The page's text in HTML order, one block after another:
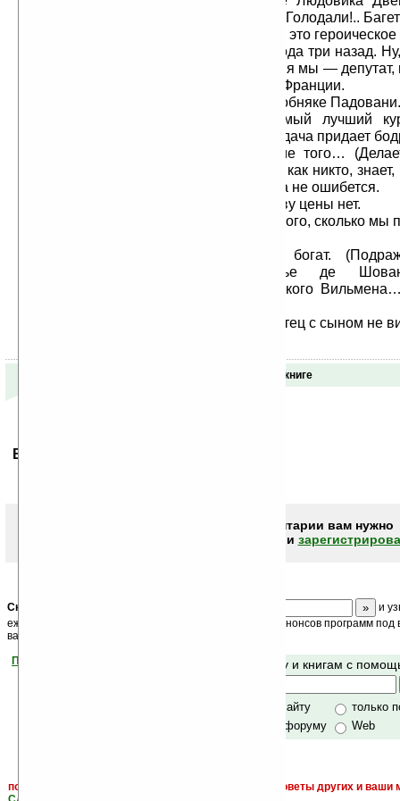
строили. Вот там мы и отсиживались. Голодали!..
Лортиг. Давно ли вы переживали это
Стен (взбирается на лесенку). Года три назад.
все, взялись за политику, и вот сегодня мы —
родстве с самыми знатными людьми Франции.
Лортиг. И протираем стекла в особняке
барский курятник с гербом — самый лучший
предместье. Ты прав, малыш: такая удача придает
Стен. Удача — удачей, а кроме того…
художника.) Он чувствует краски! Он, как никто,
белая, где синяя, где красная. Никогда не ошибется.
Лортиг. В политике этому свойству цены нет.
Стен. Да, но пока мы достигли этого, сколько мы
Лортиг. Но ведь Астье-отец богат.
произношению.) Гошподин Аштье де
проживающий в апартаментах великого
Стен. Ни гроша он нам не дал. Отец с сыном не
Отзывы о книге
Ваше мнение будет первым.
Чтобы писать комментарии вам нужно
или
Скоро
и
ежедневный или еженедельный дайджест новостей, анонсов программ под
ваш почтовый ящик.
Помогите Ладошкам стать лучше
Поиск по сайту и книгам с
только по сайту
только
по сайту и форуму
Web
поиск
и обсуждение книг, новых, старых, лучших, советы других и ваши